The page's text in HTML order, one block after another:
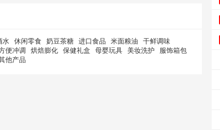
水 休闲零食 奶豆茶糖 进口食品 米面粮油
干鲜调味
便冲调 烘焙膨化 保健礼盒 母婴玩具 美妆洗护
服饰箱包
他产品